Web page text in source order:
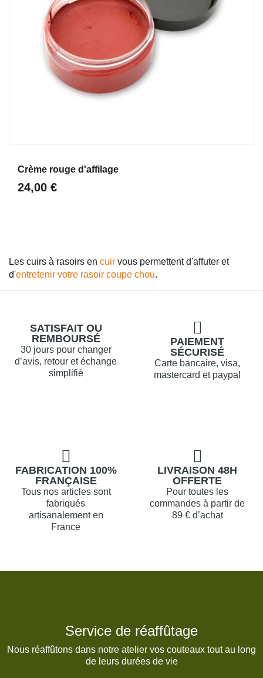
Crème rouge d'affilage
24,00 €
Les cuirs à rasoirs en cuir vous permettent d'affuter et
d'entretenir votre rasoir coupe chou.
SATISFAIT OU
REMBOURSÉ
30 jours pour changer
d’avis, retour et échange
simplifié
PAIEMENT
SÉCURISÉ
Carte bancaire, visa,
mastercard et paypal
FABRICATION 100%
FRANÇAISE
Tous nos articles sont
fabriqués
artisanalement en
France
LIVRAISON 48H
OFFERTE
Pour toutes les
commandes à partir de
89 € d’achat
Service de réaffûtage
Nous réaffûtons dans notre atelier vos couteaux tout au long
de leurs durées de vie